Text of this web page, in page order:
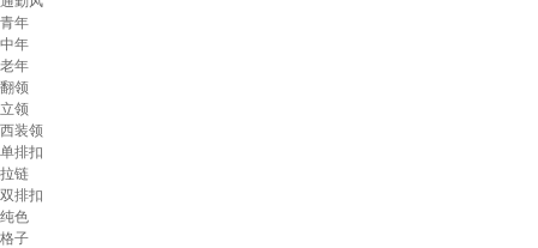
青年
中年
老年
翻领
立领
西装领
单排扣
拉链
双排扣
纯色
格子